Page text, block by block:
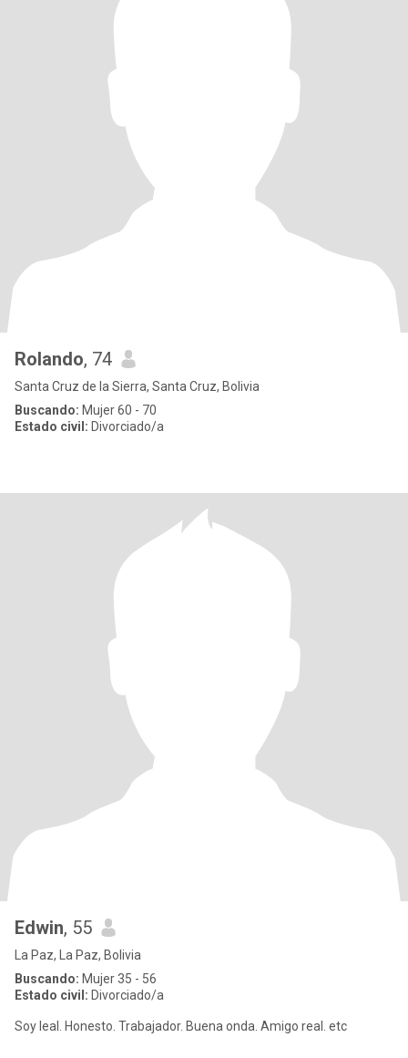
Rolando, 74
Santa Cruz de la Sierra, Santa Cruz, Bolivia
Buscando: Mujer 60 - 70
Estado civil: Divorciado/a
Edwin, 55
La Paz, La Paz, Bolivia
Buscando: Mujer 35 - 56
Estado civil: Divorciado/a
Soy leal. Honesto. Trabajador. Buena onda. Amigo real. etc